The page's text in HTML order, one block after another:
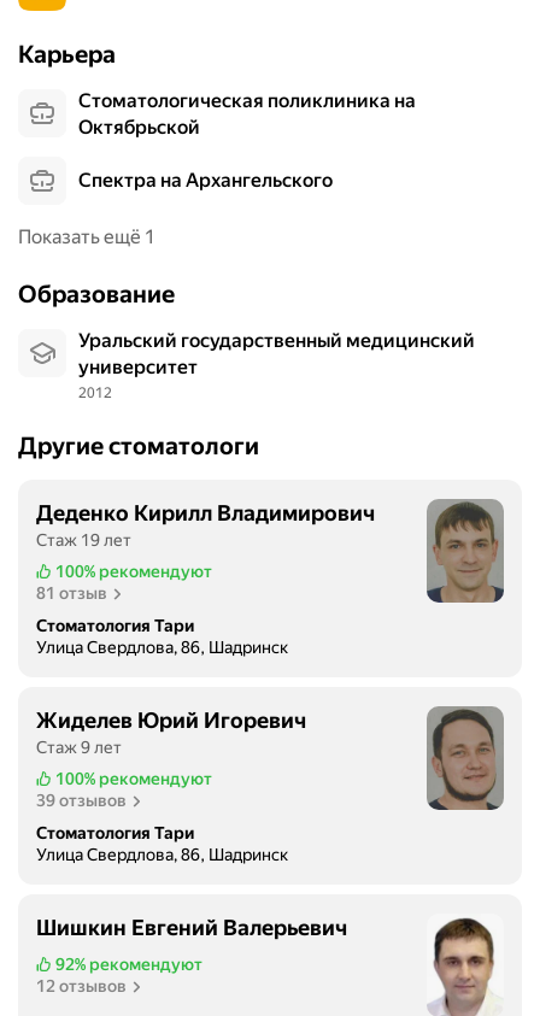
Карьера
Стоматологическая поликлиника на
Октябрьской
Спектра на Архангельского
Показать ещё 1
Образование
Уральский государственный медицинский
университет
2012
Другие стоматологи
Деденко Кирилл Владимирович
Стаж 19 лет
100% рекомендуют
81 отзыв
Стоматология Тари
Улица Свердлова, 86, Шадринск
Жиделев Юрий Игоревич
Стаж 9 лет
100% рекомендуют
39 отзывов
Стоматология Тари
Улица Свердлова, 86, Шадринск
Шишкин Евгений Валерьевич
92% рекомендуют
12 отзывов